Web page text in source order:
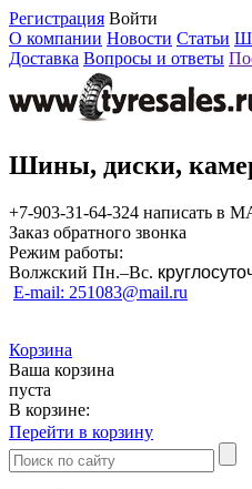
Регистрация Войти
О компании Новости Статьи
Доставка Вопросы и ответы
Шины, диски,
+7-903-31-64-324 написать в
Заказ обратного звонка
Режим работы:
Волжский Пн.–Вс.
E-mail: 251083@mail.ru
Корзина
Ваша корзина
пуста
В корзине:
Перейти в корзину